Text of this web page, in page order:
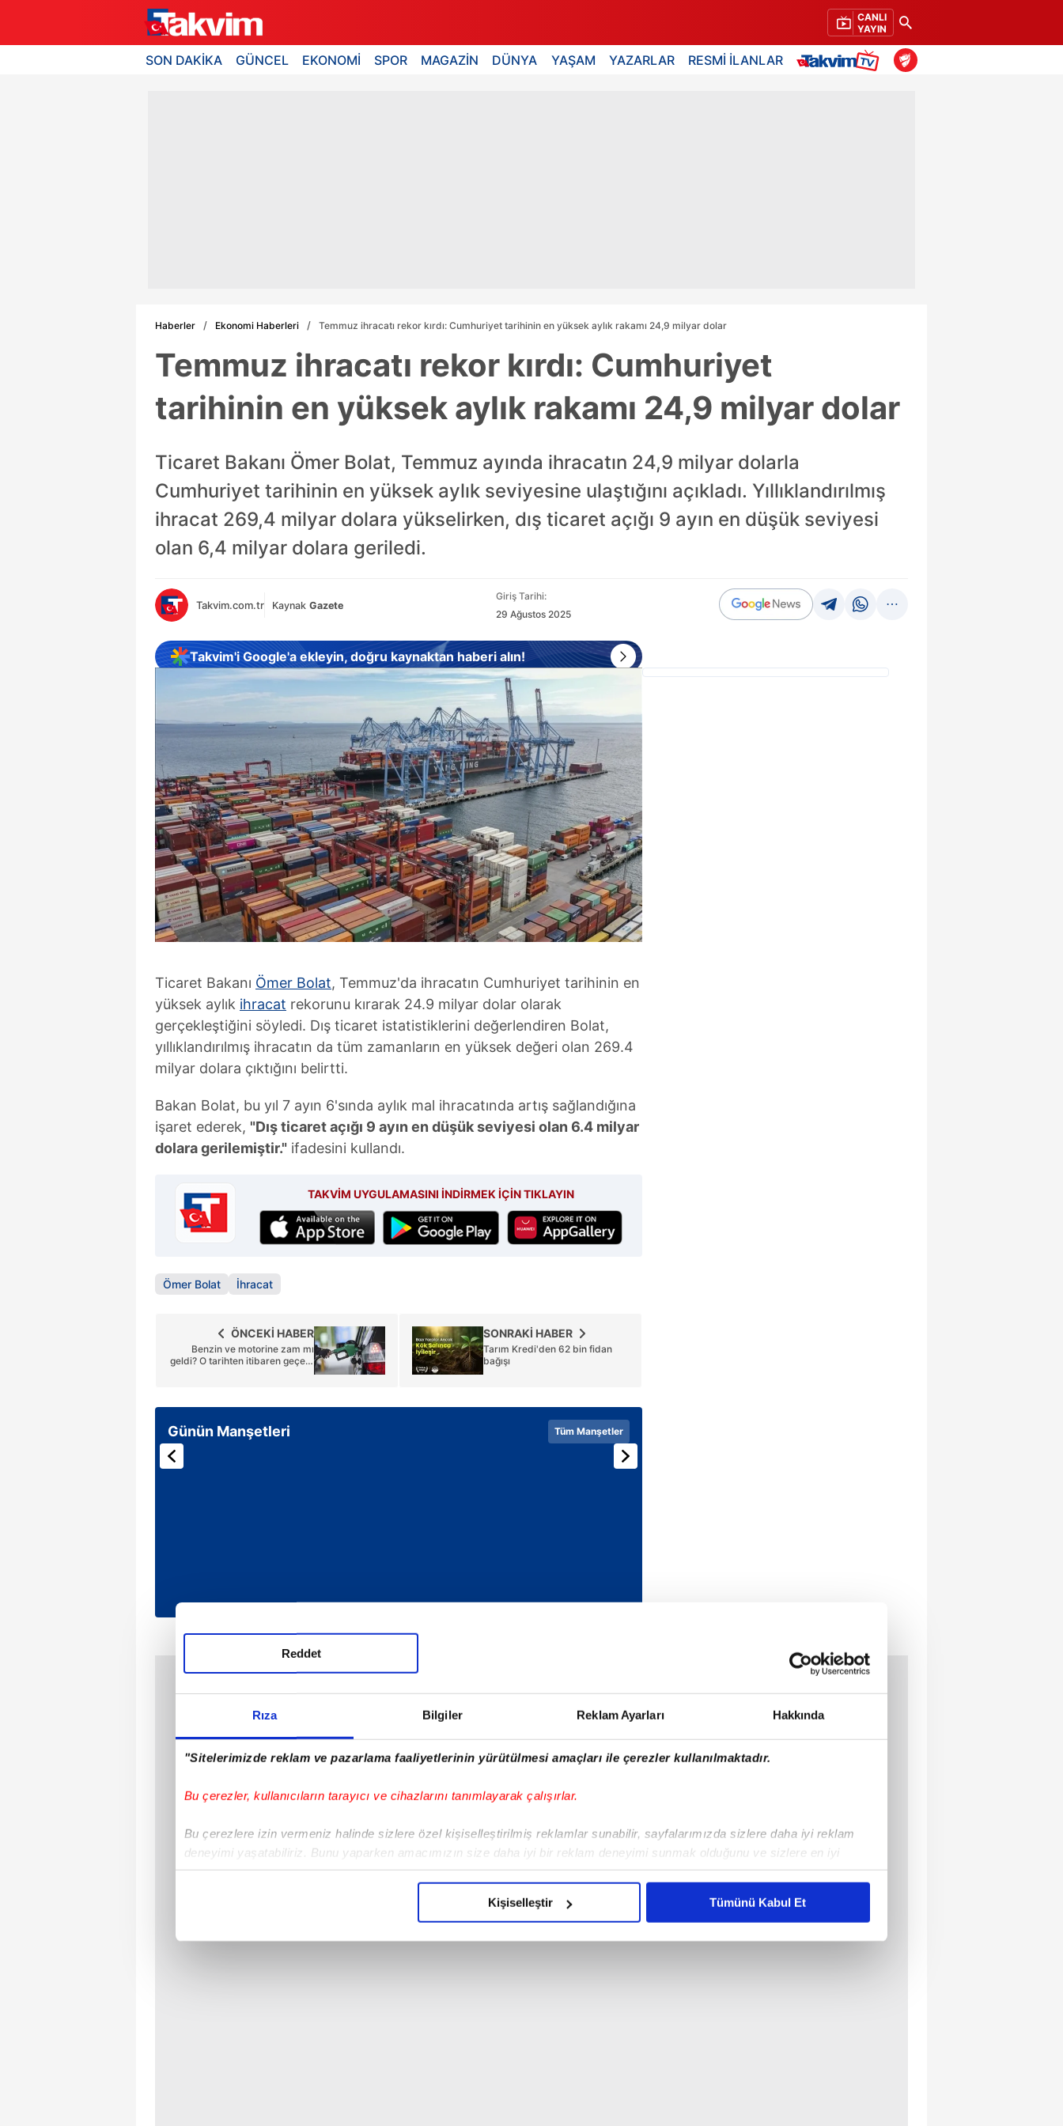
Rıza Bilgiler Reklam Ayarları Hakkında
"Sitelerimizde reklam ve pazarlama faaliyetlerinin yürütülmesi amaçları ile çerezler kullanılmaktadır.
Bu çerezler, kullanıcıların tarayıcı ve cihazlarını tanımlayarak çalışırlar.
Bu çerezlere izin vermeniz halinde sizlere özel kişiselleştirilmiş reklamlar sunabilir, sayfalarımızda sizlere daha iyi reklam
deneyimi yaşatabiliriz. Bunu yaparken amacımızın size daha iyi bir reklam deneyimi sunmak olduğunu ve sizlere en iyi
içerikleri sunabilmek adına elimizden gelen çabayı gösterdiğimizi ve bu noktada, reklamların maliyetlerimizi karşılamak
Reddet
Kişiselleştir Tümünü Kabul Et
CANLI
YAYIN
SON DAKİKA GÜNCEL EKONOMİ SPOR MAGAZİN DÜNYA YAŞAM YAZARLAR RESMİ İLANLAR
Haberler Ekonomi Haberleri Temmuz ihracatı rekor kırdı: Cumhuriyet tarihinin en yüksek aylık rakamı 24,9 milyar dolar
Temmuz ihracatı rekor kırdı: Cumhuriyet
tarihinin en yüksek aylık rakamı 24,9 milyar dolar
Ticaret Bakanı Ömer Bolat, Temmuz ayında ihracatın 24,9 milyar dolarla
Cumhuriyet tarihinin en yüksek aylık seviyesine ulaştığını açıkladı. Yıllıklandırılmış
ihracat 269,4 milyar dolara yükselirken, dış ticaret açığı 9 ayın en düşük seviyesi
olan 6,4 milyar dolara geriledi.
Takvim.com.tr Kaynak Gazete
Giriş Tarihi:
29 Ağustos 2025
Takvim'i Google'a ekleyin, doğru kaynaktan haberi alın!
Ticaret Bakanı Ömer Bolat, Temmuz'da ihracatın Cumhuriyet tarihinin en
yüksek aylık ihracat rekorunu kırarak 24.9 milyar dolar olarak
gerçekleştiğini söyledi. Dış ticaret istatistiklerini değerlendiren Bolat,
yıllıklandırılmış ihracatın da tüm zamanların en yüksek değeri olan 269.4
milyar dolara çıktığını belirtti.
Bakan Bolat, bu yıl 7 ayın 6'sında aylık mal ihracatında artış sağlandığına
işaret ederek, "Dış ticaret açığı 9 ayın en düşük seviyesi olan 6.4 milyar
dolara gerilemiştir." ifadesini kullandı.
TAKVİM UYGULAMASINI İNDİRMEK İÇİN TIKLAYIN
Ömer Bolat İhracat
SONRAKİ HABER
Tarım Kredi'den 62 bin fidan
bağışı
ÖNCEKİ HABER
Benzin ve motorine zam mı
geldi? O tarihten itibaren geçerli
Günün Manşetleri Tüm Manşetler